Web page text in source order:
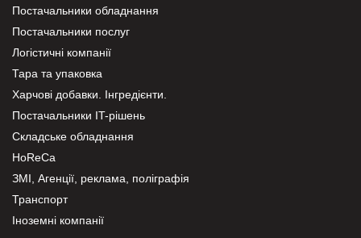
Постачальники обладнання
Постачальники послуг
Логістичні компанії
Тара та упаковка
Харчові добавки. Інгредієнти.
Постачальники IT-рішень
Складське обладнання
HoReCa
ЗМІ, Агенції, реклама, поліграфія
Транспорт
Іноземні компанії